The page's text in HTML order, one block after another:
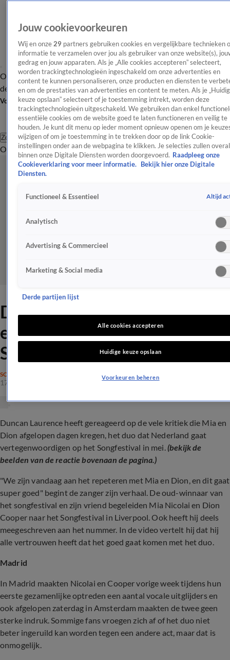
OverzichtAfleveringen Entertainment TV Algemeen
Tip
de redactieNieuwsbrief
Volg Shownieuws
Zoeken
OverzichtEntertainmentSpraakmakendRealityCrimeVideo's
Duncan Laurence laat
eindelijk van zich horen na
Songfestivalrel
SONGFESTIVAL
17 apr 2023, 18:10
Duncan Laurence heeft gereageerd op de vele kritiek die Mia en
Dion afgelopen dagen kregen, het duo dat Nederland gaat
vertegenwoordigen op het Songfestival in mei.(bekijk de
beelden van de reactie bovenaan de pagina.)
"We zijn vandaag aan het repeteren met Mia en Dion, en dit gaat
super goed" begint de zanger zijn verhaal. De oud-winnaar van
het songfestival en zijn vriend begeleiden Mia Nicolai en Dion
Cooper naar het Songfestival in Liverpool. Ook heeft hij deels
meegeschreven aan het nummer. In de video vertelt hij dat hij
alle vertrouwen heeft dat het goed gaat komen met het duo.
Madrid
In Madrid maakten Nicolai en Cooper vorige week tijdens hun
eerste gezamenlijke optreden een aantal vocale uitglijders en
ook afgelopen zaterdag in Amsterdam maakten de twee geen
sterke indruk. Sommige fans vroegen zich af of het duo niet
beter ingeruild kan worden tegen een andere act, maar dat is
onmogelijk.
Jouw cookievoorkeuren
Wij en onze 29 partners gebruiken cookies en vergelijkbare technieken
informatie te verzamelen over jou als gebruiker van onze website(s),
gedrag en jouw apparaten. Als je „Alle cookies accepteren” selecteert,
worden trackingtechnologieën ingeschakeld om onze advertenties en
content te kunnen personaliseren, onze producten en diensten te
en om de prestaties van advertenties en content te meten. Als je
keuze opslaan” selecteert of je toestemming intrekt, worden deze
trackingtechnologieën uitgeschakeld. We gebruiken dan enkel
essentiële cookies om de website goed te laten functioneren en veilig te
houden. Je kunt dit menu op ieder moment opnieuw openen om je
wijzigen of om je toestemming in te trekken door op de link Cookie-
instellingen onder aan de webpagina te klikken. Je selecties zullen overal
binnen onze Digitale Diensten worden doorgevoerd. Raadpleeg onze
Cookieverklaring voor meer informatie.
Bekijk hier onze Digitale
Diensten.
Functioneel & Essentieel Altijd
Analytisch
Advertising & Commercieel
Marketing & Social media
Derde partijen lijst
Alle cookies accepteren
Huidige keuze opslaan
Voorkeuren beheren